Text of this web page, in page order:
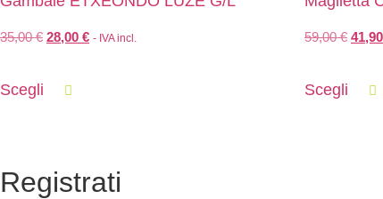
35,00€ 28,00 € - IVA incl.
Scegli
59,00€ 41,90
Scegli
Registrati